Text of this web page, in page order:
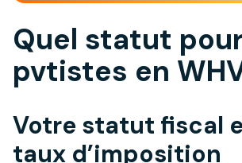
Quel statut
pvtistes en
Votre statut fiscal
taux d’imposition